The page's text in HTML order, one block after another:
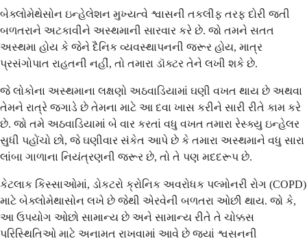
બેક્લોમેથેસોન ઇન્હેલેશન મુખ્યત્વે શ્વાસની તકલીફ તરફ દોરી જતી
બળતરાને અટકાવીને અસ્થમાની સારવાર કરે છે. જો તમને સતત
અસ્થમા હોય કે જેને દૈનિક વ્યવસ્થાપનની જરૂર હોય, માત્ર
પ્રસંગોપાત રાહતની નહીં, તો તમારા ડૉક્ટર તેને લખી શકે છે.
જે લોકોના અસ્થમાના લક્ષણો અઠવાડિયામાં ઘણી વખત થાય છે અથવા
તેમને રાત્રે જગાડે છે તેમના માટે આ દવા ખાસ કરીને સારી રીતે કામ કરે
છે. જો તમે અઠવાડિયામાં બે વાર કરતાં વધુ વખત તમારા રેસ્ક્યુ ઇન્હેલર
સુધી પહોંચો છો, જે ઘણીવાર સંકેત આપે છે કે તમારા અસ્થમાને વધુ સારા
લાંબા ગાળાના નિયંત્રણની જરૂર છે, તો તે પણ મદદરૂપ છે.
કેટલાક કિસ્સાઓમાં, ડોકટરો ક્રોનિક અવરોધક પલ્મોનરી રોગ (COPD)
માટે બેક્લોમેથાસોન લખે છે જેથી એરવેની બળતરા ઓછી થાય. જો કે,
આ ઉપયોગ ઓછો સામાન્ય છે અને સામાન્ય રીતે તે ચોક્કસ
પરિસ્થિતિઓ માટે અનામત રાખવામાં આવે છે જ્યાં શ્વસનની